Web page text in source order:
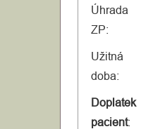
Úhrada
ZP:
Užitná
doba:
Doplatek
pacient: